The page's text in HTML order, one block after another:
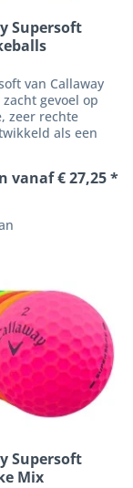
Supersoft
van Callaway
gevoel op
zeer rechte
als een
biedt deze
gevoel
vanaf € 27,25 *
Supersoft
Mix